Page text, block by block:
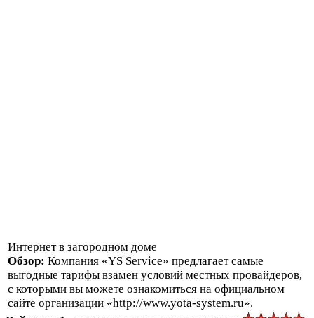
Интернет в загородном доме
Обзор: Компания «YS Service» предлагает самые
выгодные тарифы взамен условий местных провайдеров,
с которыми вы можете ознакомиться на официальном
сайте организации «http://www.yota-system.ru».